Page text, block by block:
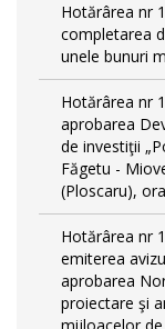
Hotărârea nr
completarea
unele bunuri
Hotărârea nr
aprobarea
de investiţii
Făgetu -
(Ploscaru),
Hotărârea nr
emiterea
aprobarea
proiectare şi